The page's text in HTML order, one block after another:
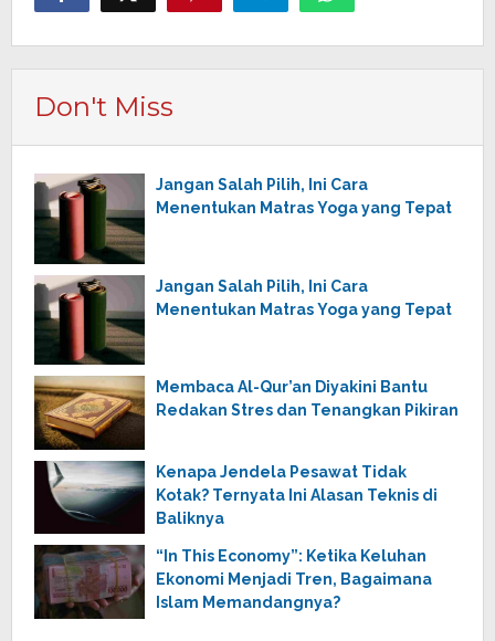
Don't Miss
Jangan Salah Pilih, Ini Cara
Menentukan Matras Yoga yang Tepat
Jangan Salah Pilih, Ini Cara
Menentukan Matras Yoga yang Tepat
Membaca Al-Qur’an Diyakini Bantu
Redakan Stres dan Tenangkan Pikiran
Kenapa Jendela Pesawat Tidak
Kotak? Ternyata Ini Alasan Teknis di
Baliknya
“In This Economy”: Ketika Keluhan
Ekonomi Menjadi Tren, Bagaimana
Islam Memandangnya?